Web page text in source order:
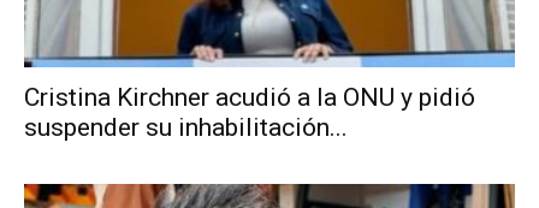
Cristina Kirchner acudió a la ONU y pidió
suspender su inhabilitación...